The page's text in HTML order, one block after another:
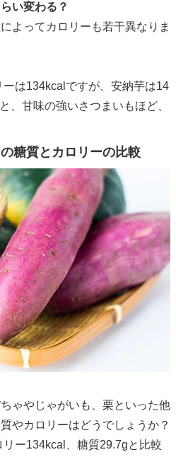
い変わる？
よってカロリーも若干異なりま
は134kcalですが、安納芋は14
、甘味の強いさつまいもほど、
糖質とカロリーの比較
ゃやじゃがいも、栗といった他
やカロリーはどうでしょうか？
ー134kcal、糖質29.7gと比較